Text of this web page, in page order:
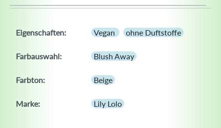
Eigenschaften: Vegan ohne Duftstoffe
Farbauswahl: Blush Away
Farbton: Beige
Marke: Lily Lolo